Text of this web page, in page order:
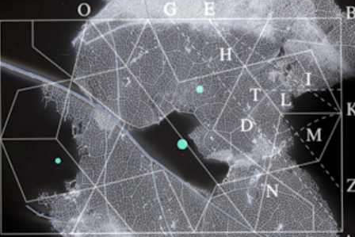
EXPO | Gestolde beweging
TIMA | (re)shaping time | stol de tijd
TIMA | evolution
Fitting things in | omgekeerde tijd
Pre-shaping time
IMBY | Experiment